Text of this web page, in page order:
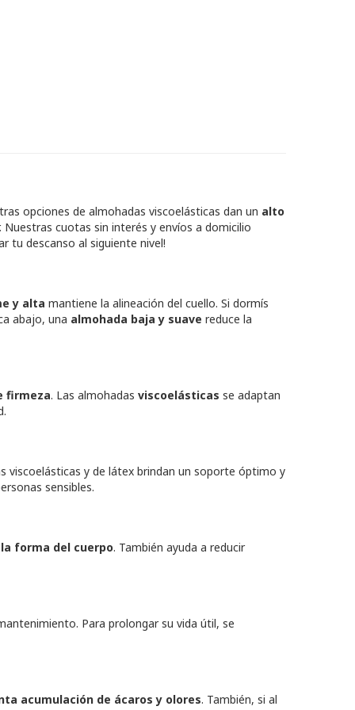
opciones de almohadas viscoelásticas dan un alto
Nuestras cuotas sin interés y envíos a domicilio
tu descanso al siguiente nivel!
y alta mantiene la alineación del cuello. Si dormís
abajo, una almohada baja y suave reduce la
firmeza. Las almohadas viscoelásticas se adaptan
viscoelásticas y de látex brindan un soporte óptimo y
sensibles.
forma del cuerpo. También ayuda a reducir
Para prolongar su vida útil, se
acumulación de ácaros y olores. También, si al